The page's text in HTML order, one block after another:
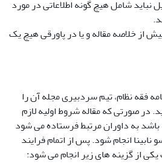
نباید شامل هیچ گونه اطلاعاتی در مورد
از خلاصه مقاله و یا در پاورقی هیچ یک
فقه نظام، تیم سردبیری مجله آن را
در صورتی که مقاله شروط اولیه لازم
باشد به داوران مرتبط فرستاده می شود
انجام شود. پس از اتمام فرایند
از گزینه های زیر انجام می شود: